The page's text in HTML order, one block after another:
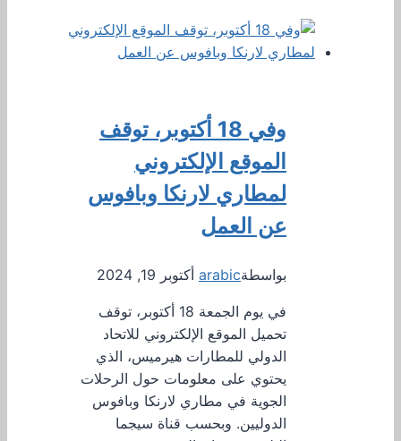
وفي 18 أكتوبر، توقف
الموقع الإلكتروني
لمطاري لارنكا وبافوس
عن العمل
بواسطةarabic أكتوبر 19, 2024
في يوم الجمعة 18 أكتوبر، توقف
تحميل الموقع الإلكتروني للاتحاد
الدولي للمطارات هيرميس، الذي
يحتوي على معلومات حول الرحلات
الجوية في مطاري لارنكا وبافوس
الدوليين. وبحسب قناة سيجما